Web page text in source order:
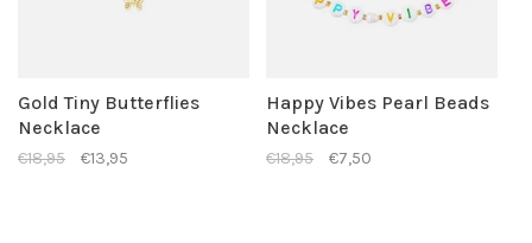
Gold Tiny Butterflies
Necklace
€18,95 €13,95
Happy Vibes Pearl Beads
Necklace
€18,95 €7,50